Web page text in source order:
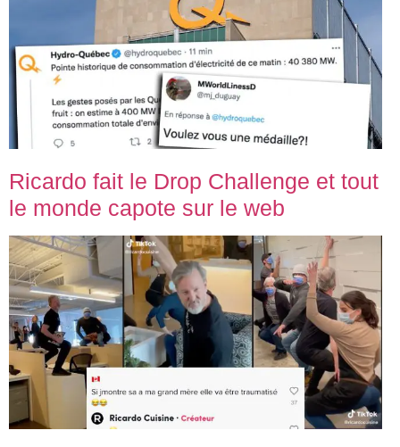
Ricardo fait le Drop Challenge et tout
le monde capote sur le web